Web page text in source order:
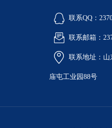
联系QQ：
联系邮箱：
联系地址：
庙屯工业园88号